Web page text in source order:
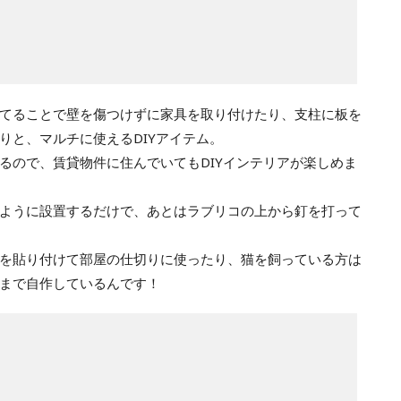
ることで壁を傷つけずに家具を取り付けたり、支柱に板を
と、マルチに使えるDIYアイテム。
ので、賃貸物件に住んでいてもDIYインテリアが楽しめま
うに設置するだけで、あとはラブリコの上から釘を打って
貼り付けて部屋の仕切りに使ったり、猫を飼っている方は
で自作しているんです！